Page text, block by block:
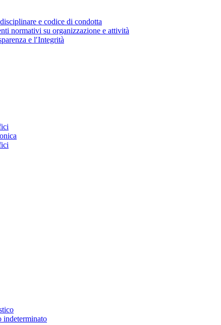
e codice di condotta
normativi su organizzazione e attività
e l′Integrità
indeterminato